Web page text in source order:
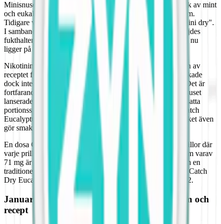
Minisnuset Catch Eucalyptus White Mini har en tydlig smak av mint
och eukalyptus. Prillorna är mindre än både original och slim.
Tidigare var detta snus från Swedish Match en så kallad "mini dry".
I samband med uppdateringen av receptet i januari 2025 höjdes
fukthalten från 26% till 46,5% vilket innebär att fuktigheten nu
ligger på den genomsnittliga nivån för en
miniprilla
Nikotininnehållet sänktes och i samband med uppdateringen av
receptet från 5,1 mg till 3,6 mg nikotin per prilla. Det påverkade
dock inte vilket kategori Catch Eucalyptus Mini hamnar i. Det är
fortfarande ett mildare snus med lägre nikotinstyrka. Minisnuset
lanserades i mitten av 1980-talet.
Catch
var det första smaksatta
portionssnuset att lanseras av Swedish Match. Tobaken i Catch
Eucalyptus White Mini är också något mildare i smaken vilket även
gör smaken mildare.
En dosa Catch Eucalyptus White Mini innehåller 20 miniprillor där
varje prilla innehåller 3,6 mg nikotin. Totalvikten är 8,4 gram varav
71 mg är nikotin. Själva prillan är mer än hälften så stor som en
traditionell prilla från Swedish Match. Snuset, som då hette Catch
Dry Eucalyptus, lanserades i Sverige den 15 december 2012.
Januari 2025: Catch får en uppdaterad design och
recept